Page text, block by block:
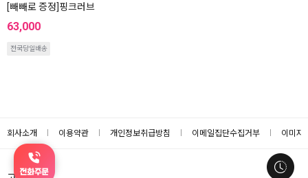
[빼빼로 증정]핑크러브
63,000
전국당일배송
회사소개 이용약관 개인정보취급방침 이메일집단수집거부 이미지